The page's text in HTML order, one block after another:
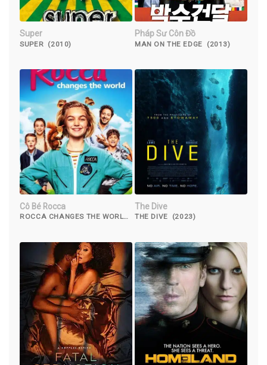
Super
SUPER (2010)
Pháp Sư Côn Đồ
MAN ON THE EDGE (2013)
Cô Bé Rocca
ROCCA CHANGES THE WORLD
The Dive
THE DIVE (2023)